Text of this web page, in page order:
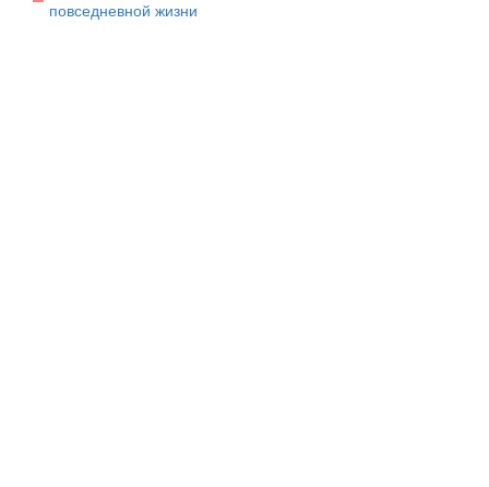
повседневной жизни